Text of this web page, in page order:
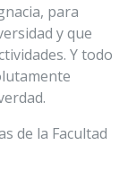
para
y que
Y todo
de la Facultad